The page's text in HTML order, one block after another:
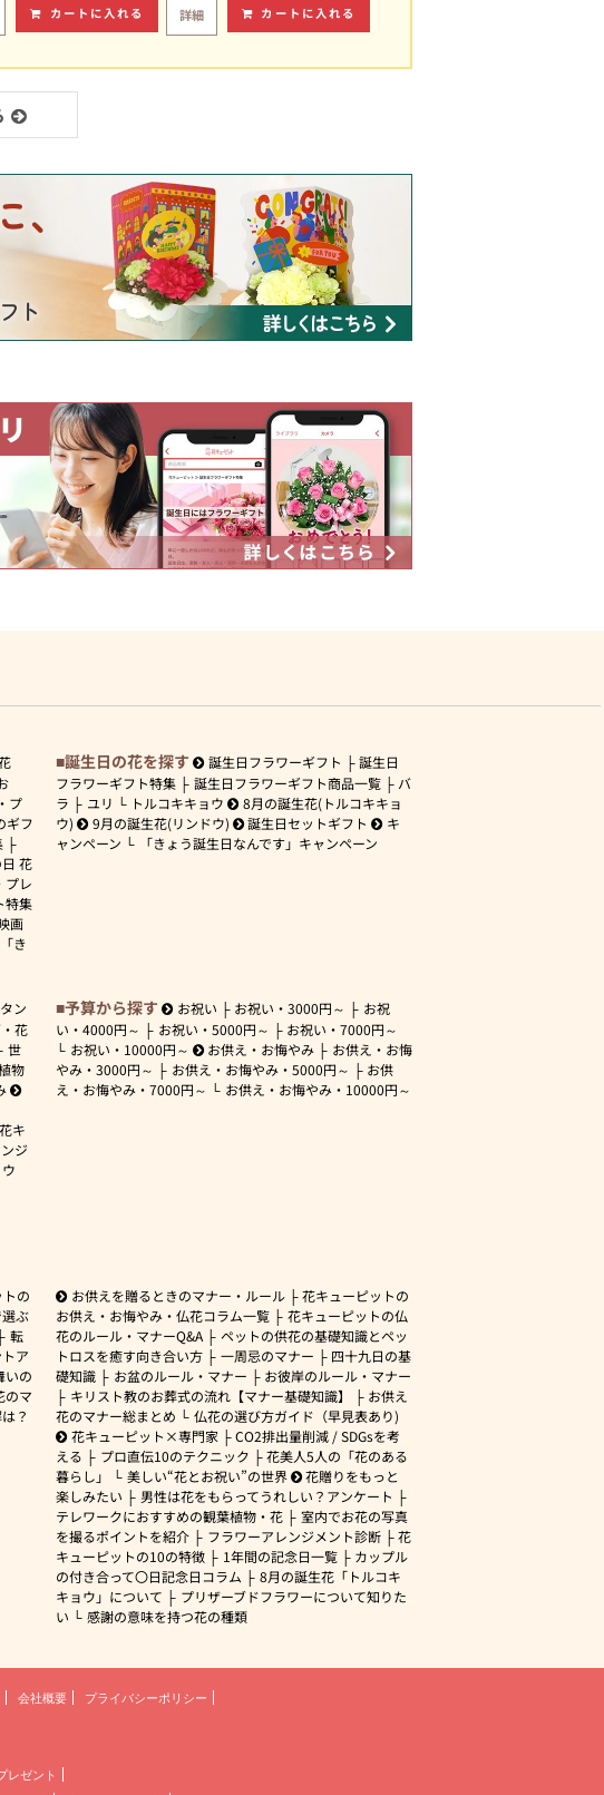
カートに入れる 詳細 カートに入れる
プ
ギフ
花
プレ
特集
画
「き
誕生日の花を探す 誕生日フラワーギフト
誕生日
フラワーギフト特集
誕生日フラワーギフト商品一覧
バ
ラ
ユリ トルコキキョウ
8月の誕生花(トルコキキョ
ウ)
9月の誕生花(リンドウ) 誕生日セットギフト
キ
ャンペーン
「きょう誕生日なんです」キャンペーン
ン
花
世
物
花キ
ジ
予算から探す お祝い お祝い・3000円～
お祝
い・ 4000円～ お祝い・ 5000円～ お祝い・7000円～
お祝い・ 10000円～ お供え・お悔やみ
お供え・お悔
やみ・ 3000円～ お供え・お悔やみ・ 5000円～
お供
え・お悔やみ・ 7000円～ お供え・お悔やみ・ 10000円～
の
ぶ
転
ア
いの
のマ
？
お供えを贈るときのマナー・ルール
花キューピットの
お供え・お悔やみ・仏花コラム一覧
花キューピットの仏
花のルール・マナーQ&A
ペットの供花の基礎知識とペッ
トロスを癒す向き合い方
一周忌のマナー
四十九日の基
礎知識
お盆のルール・マナー
お彼岸のルール・マナー
キリスト教のお葬式の流れ【マナー基礎知識】
お供え
花のマナー総まとめ
仏花の選び方ガイド（早見表あり)
花キューピット×専門家
CO2排出量削減 / SDGsを考
える
プロ直伝10のテクニック
花美人5人の「花のある
暮らし」
美しい“花とお祝い”の世界
花贈りをもっと
楽しみたい
男性は花をもらってうれしい？アンケート
テレワークにおすすめの観葉植物・花
室内でお花の写真
を撮るポイントを紹介
フラワーアレンジメント診断
花
キューピットの10の特徴
1年間の記念日一覧
カップル
の付き合って〇日記念日コラム
8月の誕生花「トルコキ
キョウ」について
プリザーブドフラワーについて知りた
い
感謝の意味を持つ花の種類
会社概要
プライバシーポリシー
レゼント